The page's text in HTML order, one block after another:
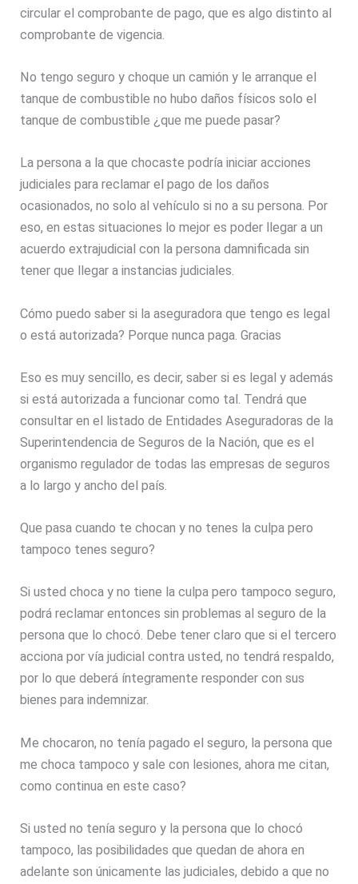
circular el comprobante de pago, que es algo distinto al
comprobante de vigencia.
No tengo seguro y choque un camión y le arranque el
tanque de combustible no hubo daños físicos solo el
tanque de combustible ¿que me puede pasar?
La persona a la que chocaste podría iniciar acciones
judiciales para reclamar el pago de los daños
ocasionados, no solo al vehículo si no a su persona. Por
eso, en estas situaciones lo mejor es poder llegar a un
acuerdo extrajudicial con la persona damnificada sin
tener que llegar a instancias judiciales.
Cómo puedo saber si la aseguradora que tengo es legal
o está autorizada? Porque nunca paga. Gracias
Eso es muy sencillo, es decir, saber si es legal y además
si está autorizada a funcionar como tal. Tendrá que
consultar en el listado de Entidades Aseguradoras de la
Superintendencia de Seguros de la Nación, que es el
organismo regulador de todas las empresas de seguros
a lo largo y ancho del país.
Que pasa cuando te chocan y no tenes la culpa pero
tampoco tenes seguro?
Si usted choca y no tiene la culpa pero tampoco seguro,
podrá reclamar entonces sin problemas al seguro de la
persona que lo chocó. Debe tener claro que si el tercero
acciona por vía judicial contra usted, no tendrá respaldo,
por lo que deberá íntegramente responder con sus
bienes para indemnizar.
Me chocaron, no tenía pagado el seguro, la persona que
me choca tampoco y sale con lesiones, ahora me citan,
como continua en este caso?
Si usted no tenía seguro y la persona que lo chocó
tampoco, las posibilidades que quedan de ahora en
adelante son únicamente las judiciales, debido a que no